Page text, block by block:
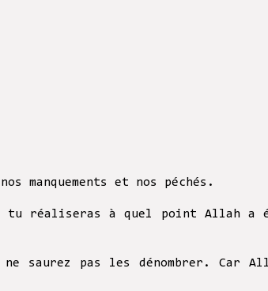
manquements et nos péchés.
tu réaliseras à quel point Allah a
saurez pas les dénombrer. Car